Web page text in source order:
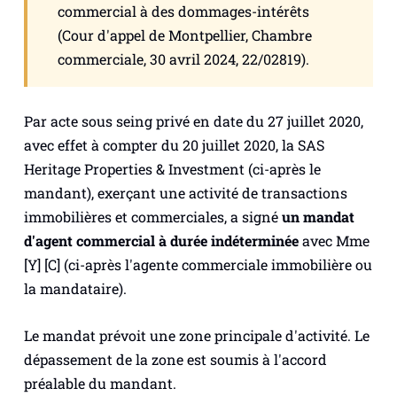
commercial à des dommages-intérêts
(Cour d'appel de Montpellier, Chambre
commerciale, 30 avril 2024, 22/02819).
Par acte sous seing privé en date du 27 juillet 2020,
avec effet à compter du 20 juillet 2020, la SAS
Heritage Properties & Investment (ci-après le
mandant), exerçant une activité de transactions
immobilières et commerciales, a signéun mandat
d'agent commercialà durée indéterminéeavec Mme
[Y] [C] (ci-après l'agente commerciale immobilière ou
la mandataire).
Le mandat prévoit une zone principale d'activité. Le
dépassement de la zone est soumis à l'accord
préalable du mandant.